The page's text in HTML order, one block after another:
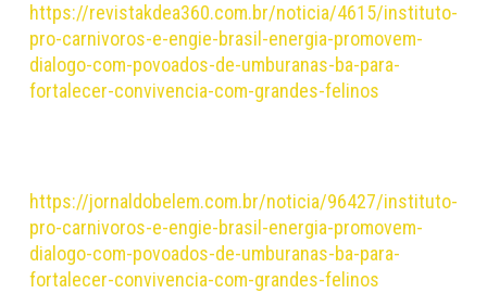
https://revistakdea360.com.br/noticia/4615/instituto-
pro-carnivoros-e-engie-brasil-energia-promovem-
dialogo-com-povoados-de-umburanas-ba-para-
fortalecer-convivencia-com-grandes-felinos
https://jornaldobelem.com.br/noticia/96427/instituto-
pro-carnivoros-e-engie-brasil-energia-promovem-
dialogo-com-povoados-de-umburanas-ba-para-
fortalecer-convivencia-com-grandes-felinos